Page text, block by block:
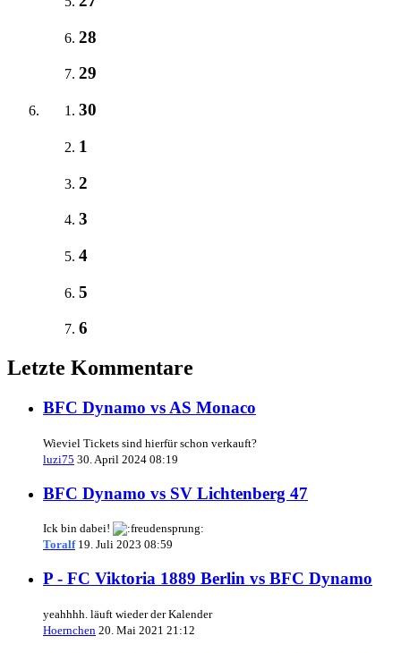
28
29
30
1
2
3
4
5
6
Letzte Kommentare
BFC Dynamo vs AS Monaco
Wieviel Tickets sind hierfür schon verkauft?
luzi75 30. April 2024 08:19
BFC Dynamo vs SV Lichtenberg 47
Ick bin dabei!
Toralf 19. Juli 2023 08:59
P - FC Viktoria 1889 Berlin vs BFC Dynamo
yeahhhh. läuft wieder der Kalender
Hoernchen 20. Mai 2021 21:12